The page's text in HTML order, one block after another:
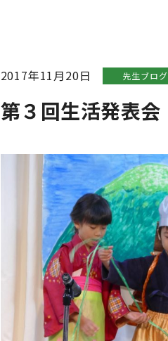
2017年11月20日 先生ブログ
第３回生活発表会